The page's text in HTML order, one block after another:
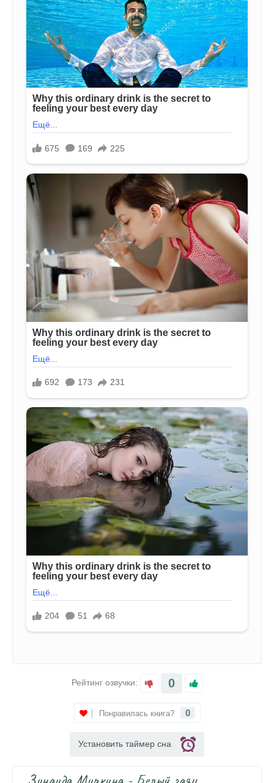
Рейтинг озвучки: 0
Понравилась книга? 0
Установить таймер сна